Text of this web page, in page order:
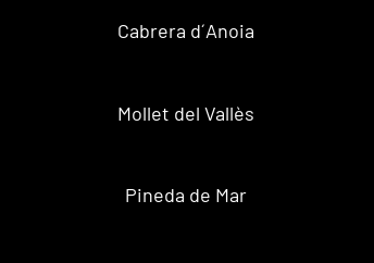
Cabrera d´Anoia
Mollet del Vallès
Pineda de Mar